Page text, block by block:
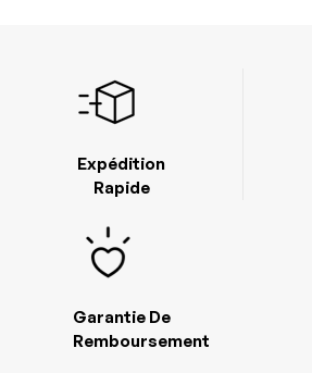
Expédition
Rapide
Garantie De
Remboursement